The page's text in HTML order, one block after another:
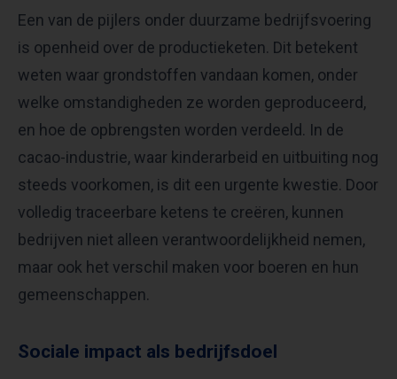
Een van de pijlers onder duurzame bedrijfsvoering
is openheid over de productieketen. Dit betekent
weten waar grondstoffen vandaan komen, onder
welke omstandigheden ze worden geproduceerd,
en hoe de opbrengsten worden verdeeld. In de
cacao-industrie, waar kinderarbeid en uitbuiting nog
steeds voorkomen, is dit een urgente kwestie. Door
volledig traceerbare ketens te creëren, kunnen
bedrijven niet alleen verantwoordelijkheid nemen,
maar ook het verschil maken voor boeren en hun
gemeenschappen.
Sociale impact als bedrijfsdoel